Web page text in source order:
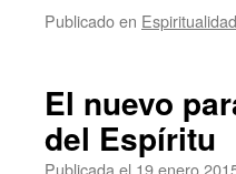
Publicado en Espiritualidad
El nuevo
del Espíritu
Publicada el 19 enero